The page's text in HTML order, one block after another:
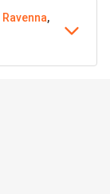
Ravenna,